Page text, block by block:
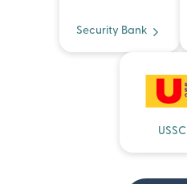
Security Bank
USSC